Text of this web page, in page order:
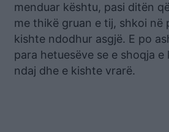
menduar kështu, pasi ditën
me thikë gruan e tij, shkoi në
kishte ndodhur asgjë. E po
para hetuesëve se e shoqja
ndaj dhe e kishte vrarë.